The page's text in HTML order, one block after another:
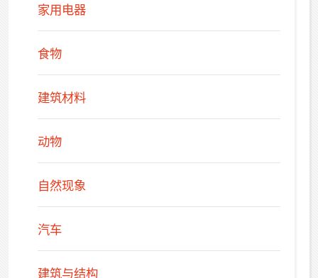
家用电器
食物
建筑材料
动物
自然现象
汽车
建筑与结构